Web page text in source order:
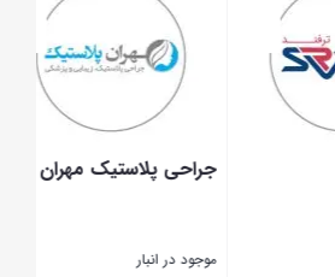
جراحی پلاستیک مهران
موجود در انبار